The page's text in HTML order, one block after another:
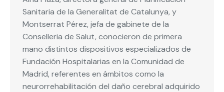
Sanitaria de la Generalitat de Catalunya, y
Montserrat Pérez, jefa de gabinete de la
Conselleria de Salut, conocieron de primera
mano distintos dispositivos especializados de
Fundación Hospitalarias en la Comunidad de
Madrid, referentes en ámbitos como la
neurorrehabilitación del daño cerebral adquirido